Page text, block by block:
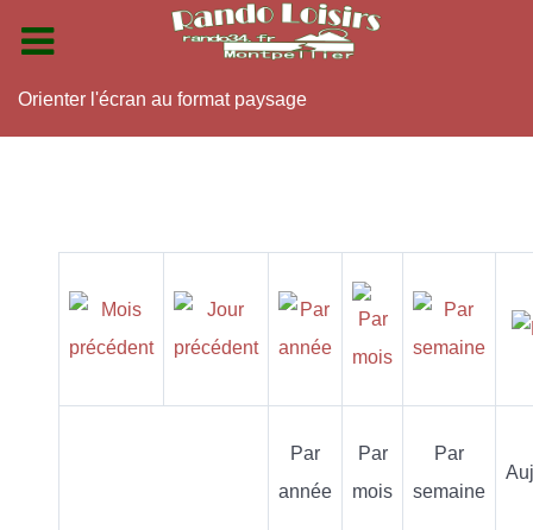
Orienter l'écran au format paysage
Par
année
Par
mois
Par
semaine